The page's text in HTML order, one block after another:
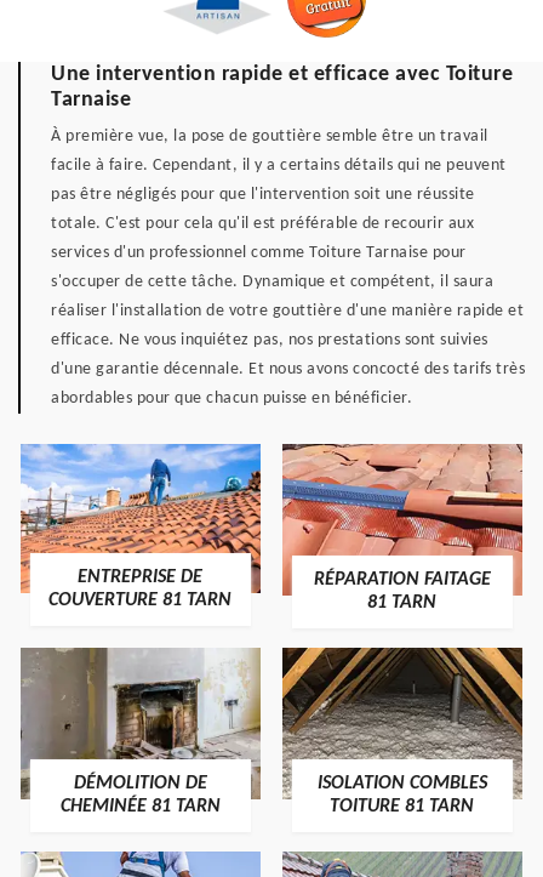
Une intervention rapide et efficace avec Toiture
Tarnaise
À première vue, la pose de gouttière semble être un travail
facile à faire. Cependant, il y a certains détails qui ne peuvent
pas être négligés pour que l'intervention soit une réussite
totale. C'est pour cela qu'il est préférable de recourir aux
services d'un professionnel comme Toiture Tarnaise pour
s'occuper de cette tâche. Dynamique et compétent, il saura
réaliser l'installation de votre gouttière d'une manière rapide et
efficace. Ne vous inquiétez pas, nos prestations sont suivies
d'une garantie décennale. Et nous avons concocté des tarifs très
abordables pour que chacun puisse en bénéficier.
ENTREPRISE DE
COUVERTURE 81 TARN
RÉPARATION FAITAGE
81 TARN
DÉMOLITION DE
CHEMINÉE 81 TARN
ISOLATION COMBLES
TOITURE 81 TARN